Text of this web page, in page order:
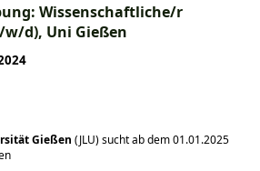
Wissenschaftliche/r
d), Uni Gießen
Gießen (JLU) sucht ab dem 01.01.2025